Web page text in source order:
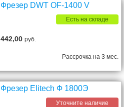
Фрезер DWT OF-1400 V
Есть на складе
442,00руб.
Рассрочка на 3 мес.
Фрезер Elitech Ф 1800Э
Уточните наличие